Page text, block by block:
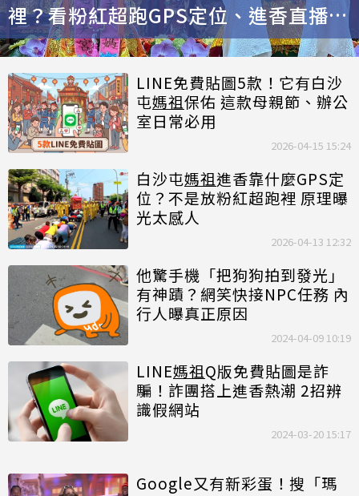
裡？看粉紅超跑GPS定位、進香直播
手機也能追
LINE免費貼圖5款！它有白沙
屯媽祖保佑 這款母親節、辦公
室日常必用
2026-04-15 15:24
白沙屯媽祖進香靠什麼GPS定
位？不是放粉紅超跑裡 原理曝
光太感人
2026-04-13 12:32
他驚手機「把狗狗拍到發光」
有神蹟？網笑快接NPC任務 內
行人曝真正原因
2024-04-09 10:19
LINE媽祖Q版免費貼圖是詐
騙！詐團搭上進香熱潮 2招辨
識假網站
2024-03-20 15:17
Google又有新彩蛋！搜「瑪